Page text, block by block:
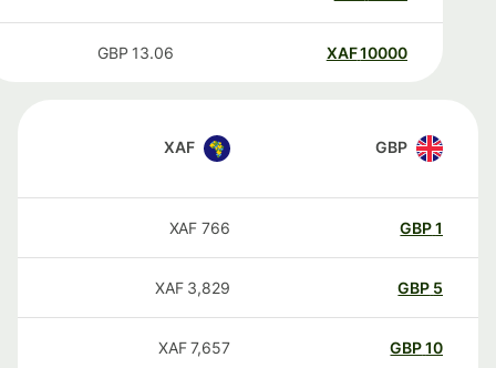
10000
XAF
13.06
GBP
GBP
XAF
GBP
766
XAF
GBP
3,829
XAF
GBP
7,657
XAF